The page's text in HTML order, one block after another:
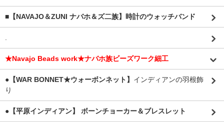
■【NAVAJO＆ZUNI ナバホ＆ズ二族】時計のウォッチバンド
★Navajo Beads work★ナバホ族ビーズワーク細工
●【WAR BONNET★ウォーボンネット】 インディアンの羽根飾
り
●【平原インディアン】 ボーンチョーカー＆ブレスレット